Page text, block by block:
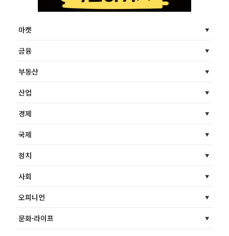
마켓
금융
부동산
산업
경제
국제
정치
사회
오피니언
문화·라이프